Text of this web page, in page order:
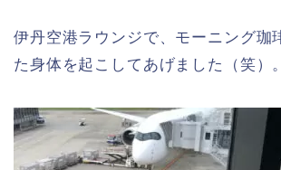
伊丹空港ラウンジで、モーニング珈
た身体を起こしてあげました（笑）。